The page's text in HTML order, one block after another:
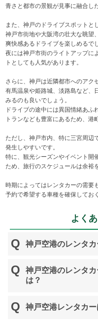
青さと都市の景観が見事に融合し
また、神戸のドライブスポットと
神戸市街地や大阪湾の壮大な眺望
爽快感あるドライブを楽しめるで
夜には神戸市街のライトアップに
トとしても人気があります。
さらに、神戸は近隣都市へのアク
有馬温泉や姫路城、淡路島など、
みるのも良いでしょう。
ドライブの途中には異国情緒あ
トランなども豊富にあるため、港
ただし、神戸市内、特に三宮周辺
発生しやすいです。
特に、観光シーズンやイベント開
ため、旅行のスケジュールは余裕
時期によってはレンタカーの需要
予約で希望する車種を確保してお
よく
神戸空港のレンタ
神戸空港のレンタ
は？
神戸空港レンタカ